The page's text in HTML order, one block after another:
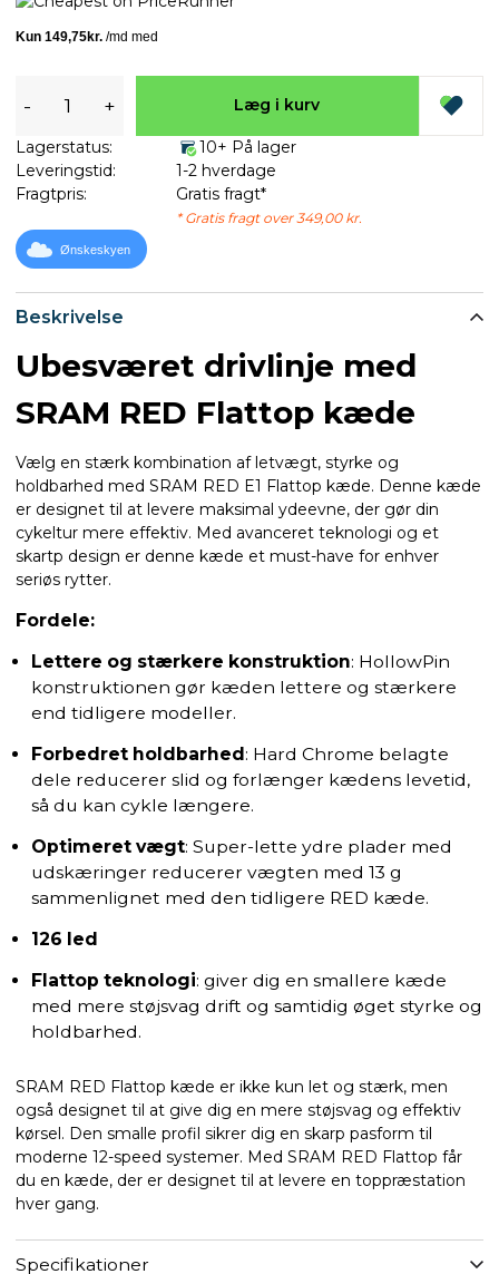
Beskrivelse
Ubesværet drivlinje med
SRAM RED Flattop kæde
Vælg en stærk kombination af letvægt, styrke og
holdbarhed med SRAM RED E1 Flattop kæde. Denne kæde
er designet til at levere maksimal ydeevne, der gør din
cykeltur mere effektiv. Med avanceret teknologi og et
skartp design er denne kæde et must-have for enhver
seriøs rytter.
Fordele:
Lettere og stærkere konstruktion: HollowPin
konstruktionen gør kæden lettere og stærkere
end tidligere modeller.
Forbedret holdbarhed: Hard Chrome belagte
dele reducerer slid og forlænger kædens levetid,
så du kan cykle længere.
Optimeret vægt: Super-lette ydre plader med
udskæringer reducerer vægten med 13 g
sammenlignet med den tidligere RED kæde.
126 led
Flattop teknologi: giver dig en smallere kæde
med mere støjsvag drift og samtidig øget styrke og
holdbarhed.
SRAM RED Flattop kæde er ikke kun let og stærk, men
også designet til at give dig en mere støjsvag og effektiv
kørsel. Den smalle profil sikrer dig en skarp pasform til
moderne 12-speed systemer. Med SRAM RED Flattop får
du en kæde, der er designet til at levere en toppræstation
hver gang.
Specifikationer
- + Læg i kurv
Lagerstatus:
10+ På lager
Leveringstid:
1-2 hverdage
Fragtpris:
Gratis fragt*
* Gratis fragt over 349,00 kr.
Ønskeskyen